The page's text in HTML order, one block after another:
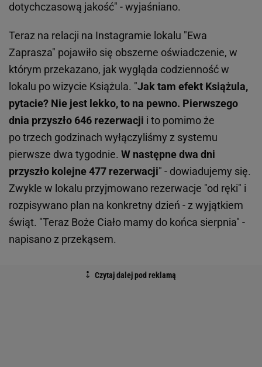
dotychczasową jakość" - wyjaśniano.
Teraz na relacji na Instagramie lokalu "Ewa
Zaprasza" pojawiło się obszerne oświadczenie, w
którym przekazano, jak wygląda codzienność w
lokalu po wizycie Książula. "Jak tam efekt Książula,
pytacie? Nie jest lekko, to na pewno. Pierwszego
dnia przyszło 646 rezerwacji i to pomimo że
po trzech godzinach wyłączyliśmy z systemu
pierwsze dwa tygodnie. W następne dwa dni
przyszło kolejne 477 rezerwacji" - dowiadujemy się.
Zwykle w lokalu przyjmowano rezerwacje "od ręki" i
rozpisywano plan na konkretny dzień - z wyjątkiem
świąt. "Teraz Boże Ciało mamy do końca sierpnia" -
napisano z przekąsem.